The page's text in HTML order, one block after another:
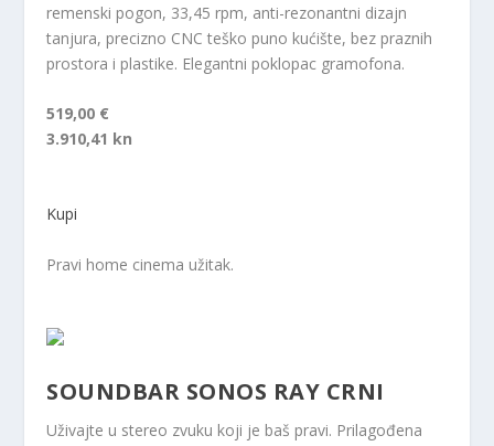
remenski pogon, 33,45 rpm, anti-rezonantni dizajn
tanjura, precizno CNC teško puno kućište, bez praznih
prostora i plastike. Elegantni poklopac gramofona.
519,00 €
3.910,41 kn
Kupi
Pravi home cinema užitak.
SOUNDBAR SONOS RAY CRNI
Uživajte u stereo zvuku koji je baš pravi. Prilagođena